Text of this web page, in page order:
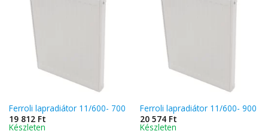
Ferroli lapradiátor 11/600- 700
19 812 Ft
Készleten
Ferroli lapradiátor 11/600- 900
20 574 Ft
Készleten